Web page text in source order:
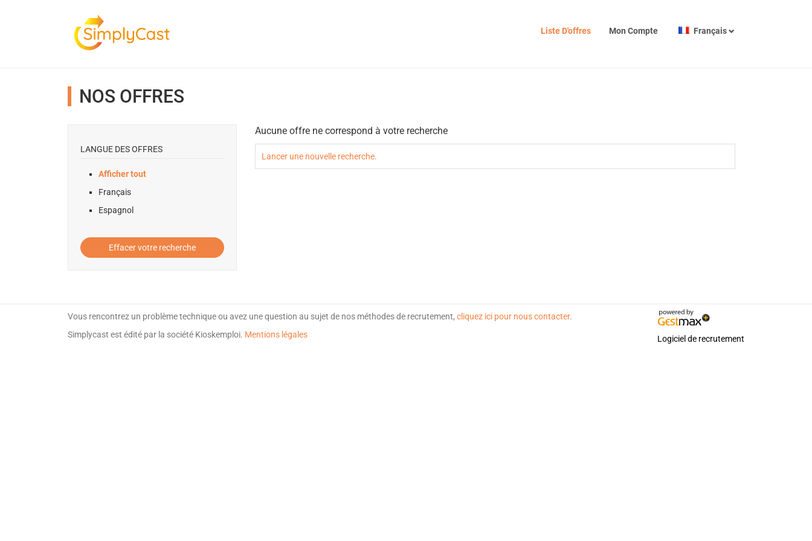
Liste D'offres Mon Compte Français
NOS OFFRES
LANGUE DES OFFRES
Afficher tout
Français
Espagnol
Effacer votre recherche
Aucune offre ne correspond à votre recherche
Lancer une nouvelle recherche.
Vous rencontrez un problème technique ou avez une question au sujet de nos méthodes de recrutement, cliquez ici pour nous contacter.
Simplycast est édité par la société Kioskemploi. Mentions légales Logiciel de recrutement